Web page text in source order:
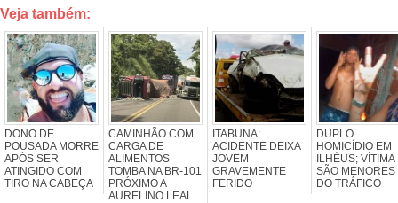
Veja também:
DONO DE
POUSADA MORRE
APÓS SER
ATINGIDO COM
TIRO NA CABEÇA
CAMINHÃO COM
CARGA DE
ALIMENTOS
TOMBA NA BR-101
PRÓXIMO A
AURELINO LEAL
ITABUNA:
ACIDENTE DEIXA
JOVEM
GRAVEMENTE
FERIDO
DUPLO
HOMICÍDIO EM
ILHÉUS; VÍTIMA
SÃO MENORES
DO TRÁFICO